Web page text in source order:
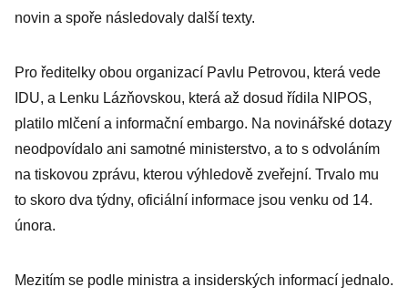
novin a spoře následovaly další texty.
Pro ředitelky obou organizací Pavlu Petrovou, která vede
IDU, a Lenku Lázňovskou, která až dosud řídila NIPOS,
platilo mlčení a informační embargo. Na novinářské dotazy
neodpovídalo ani samotné ministerstvo, a to s odvoláním
na tiskovou zprávu, kterou výhledově zveřejní. Trvalo mu
to skoro dva týdny, oficiální informace jsou venku od 14.
února.
Mezitím se podle ministra a insiderských informací jednalo.